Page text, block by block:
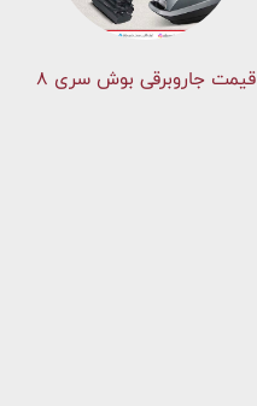
قیمت جاروبرقی بوش سری ۸